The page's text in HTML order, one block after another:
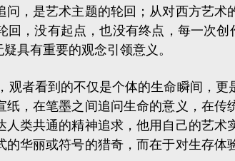
，是艺术主题的轮回；从对西方艺
，没有起点，也没有终点，每一次
具有重要的观念引领意义。
看到的不仅是个体的生命瞬间，更
，在笔墨之间追问生命的意义，在
类共通的精神追求，他用自己的艺
华丽或符号的猎奇，而在于对生存